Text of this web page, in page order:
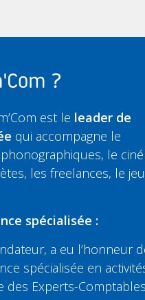
?
est le leader de
qui accompagne le
le
les freelances, le jeu
spécialisée :
a eu l’honneur
spécialisée en
des Experts-Comptables